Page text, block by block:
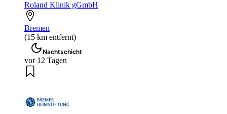
Roland Klinik gGmbH
Bremen
(15 km entfernt)
Nachtschicht
vor 12 Tagen